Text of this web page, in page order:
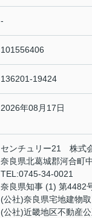
-
101556406
136201-19424
2026年08月17日
センチュリー21 株式
奈良県北葛城郡河合町
TEL:0745-34-0021
奈良県知事 (1) 第4482
(公社)奈良県宅地建物
(公社)近畿地区不動産